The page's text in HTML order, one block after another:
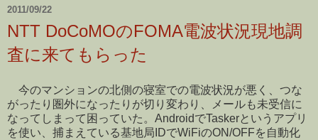
2011/09/22
NTT DoCoMOのFOMA電波状況現地調
査に来てもらった
今のマンションの北側の寝室での電波状況が悪く、つな
がったり圏外になったりが切り変わり、メールも未受信に
なってしまって困っていた。AndroidでTaskerというアプリ
を使い、捕まえている基地局IDでWiFiのON/OFFを自動化